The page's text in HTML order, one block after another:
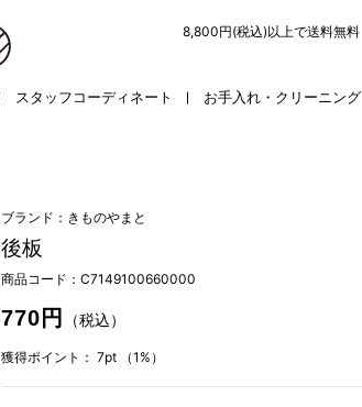
8,800円(税込)以上で送料無料
スタッフコーディネート お手入れ・クリーニング
ブランド：きものやまと
後板
商品コード： C7149100660000
770円 （税込）
獲得ポイント： 7pt （1%）